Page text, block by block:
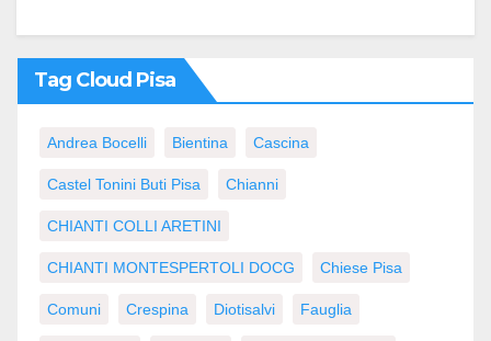
Tag Cloud Pisa
Andrea Bocelli Bientina Cascina
Castel Tonini Buti Pisa Chianni
CHIANTI COLLI ARETINI
CHIANTI MONTESPERTOLI DOCG Chiese Pisa
Comuni Crespina Diotisalvi Fauglia